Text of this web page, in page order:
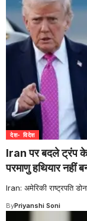
देश- विदेश
Iran पर बदले ट्रंप के
परमाणु हथियार नहीं
Iran: अमेरिकी राष्ट्रपति
ByPriyanshi Soni